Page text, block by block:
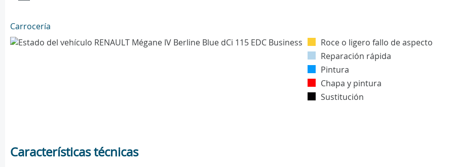
Carrocería
Roce o ligero fallo de aspecto
Reparación rápida
Pintura
Chapa y pintura
Sustitución
Características técnicas